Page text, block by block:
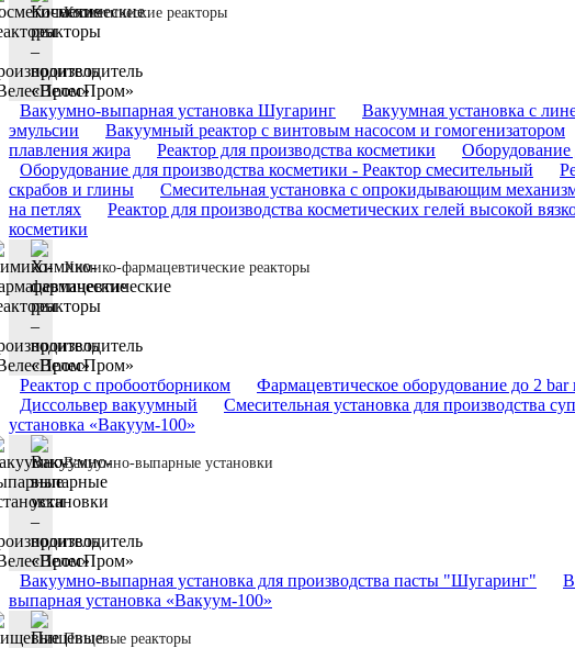
Косметические реакторы
Вакуумно-выпарная установка Шугаринг Вакуумная установка с
эмульсии
Вакуумный реактор с винтовым насосом и гомогенизатором
плавления жира
Реактор для производства косметики Оборудование
Оборудование для производства косметики - Реактор смесительный
скрабов и глины
Смесительная установка с опрокидывающим
на петлях
Реактор для производства косметических гелей высокой
косметики
Химико-фармацевтические реакторы
Реактор с пробоотборником Фармацевтическое оборудование до 2
Диссольвер вакуумный
Смесительная установка для производства
установка «Вакуум-100»
Вакуумно-выпарные установки
Вакуумно-выпарная установка для производства пасты "Шугаринг"
выпарная установка «Вакуум-100»
Пищевые реакторы